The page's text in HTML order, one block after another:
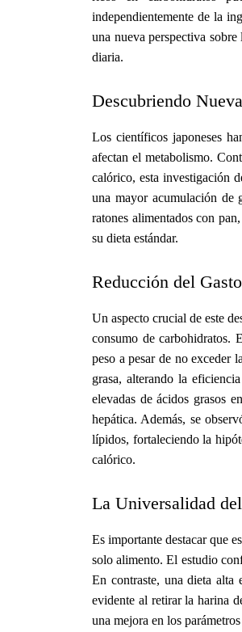
independientemente de la
una nueva perspectiva
diaria.
Descubriendo
Los científicos japoneses
afectan el metabolismo.
calórico, esta investigación
una mayor acumulación de
ratones alimentados con
su dieta estándar.
Reducción del
Un aspecto crucial de este
consumo de carbohidratos.
peso a pesar de no exceder
grasa, alterando la
elevadas de ácidos grasos
hepática. Además, se
lípidos, fortaleciendo la
calórico.
La Universalidad
Es importante destacar que
solo alimento. El estudio
En contraste, una dieta alta
evidente al retirar la harina
una mejora en los